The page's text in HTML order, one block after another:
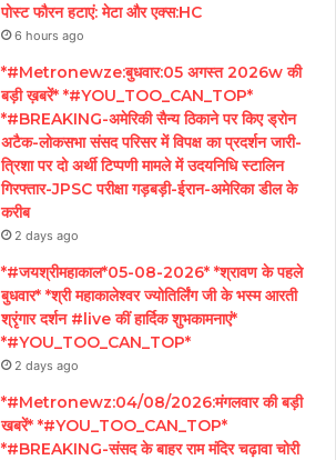
पोस्ट फौरन हटाएं: मेटा और एक्स:HC
6 hours ago
*#Metronewze:बुधवार:05 अगस्त 2026w की
बड़ी ख़बरें* *#YOU_TOO_CAN_TOP*
*#BREAKING-अमेरिकी सैन्य ठिकाने पर किए ड्रोन
अटैक-लोकसभा संसद परिसर में विपक्ष का प्रदर्शन जारी-
त्रिशा पर दो अर्थी टिप्पणी मामले में उदयनिधि स्टालिन
गिरफ्तार-JPSC परीक्षा गड़बड़ी-ईरान-अमेरिका डील के
करीब
2 days ago
*#जयश्रीमहाकाल*05-08-2026* *श्रावण के पहले
बुधवार* *श्री महाकालेश्वर ज्योतिर्लिंग जी के भस्म आरती
श्रृंगार दर्शन #live कीं हार्दिक शुभकामनाएं*
*#YOU_TOO_CAN_TOP*
2 days ago
*#Metronewz:04/08/2026:मंगलवार की बड़ी
खबरें* *#YOU_TOO_CAN_TOP*
*#BREAKING-संसद के बाहर राम मंदिर चढ़ावा चोरी